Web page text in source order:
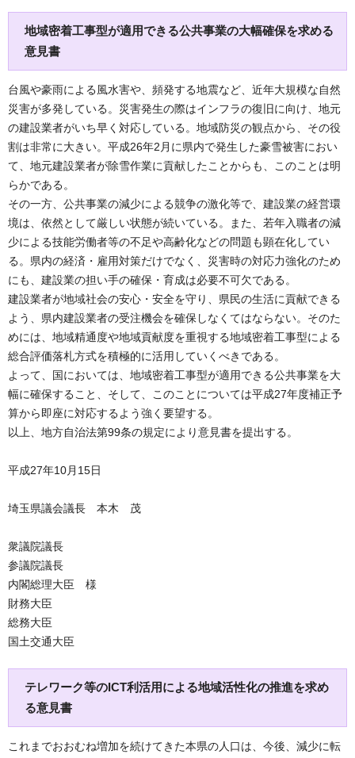
地域密着工事型が適用できる公共事業の大幅確保を求める
意見書
台風や豪雨による風水害や、頻発する地震など、近年大規模な自然
災害が多発している。災害発生の際はインフラの復旧に向け、地元
の建設業者がいち早く対応している。地域防災の観点から、その役
割は非常に大きい。平成26年2月に県内で発生した豪雪被害におい
て、地元建設業者が除雪作業に貢献したことからも、このことは明
らかである。
その一方、公共事業の減少による競争の激化等で、建設業の経営環
境は、依然として厳しい状態が続いている。また、若年入職者の減
少による技能労働者等の不足や高齢化などの問題も顕在化してい
る。県内の経済・雇用対策だけでなく、災害時の対応力強化のため
にも、建設業の担い手の確保・育成は必要不可欠である。
建設業者が地域社会の安心・安全を守り、県民の生活に貢献できる
よう、県内建設業者の受注機会を確保しなくてはならない。そのた
めには、地域精通度や地域貢献度を重視する地域密着工事型による
総合評価落札方式を積極的に活用していくべきである。
よって、国においては、地域密着工事型が適用できる公共事業を大
幅に確保すること、そして、このことについては平成27年度補正予
算から即座に対応するよう強く要望する。
以上、地方自治法第99条の規定により意見書を提出する。
平成27年10月15日
埼玉県議会議長 本木 茂
衆議院議長
参議院議長
内閣総理大臣 様
財務大臣
総務大臣
国土交通大臣
テレワーク等のICT利活用による地域活性化の推進を求め
る意見書
これまでおおむね増加を続けてきた本県の人口は、今後、減少に転